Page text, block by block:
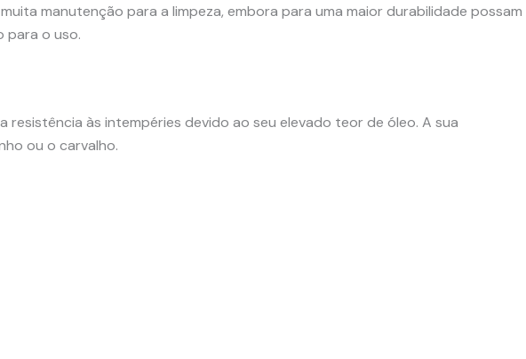
manutenção para a limpeza, embora para uma maior durabilidade possam
para o uso.
às intempéries devido ao seu elevado teor de óleo. A sua
ou o carvalho.